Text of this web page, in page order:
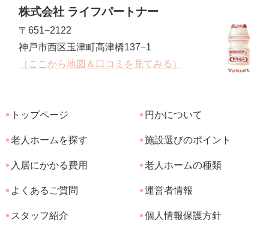
株式会社 ライフパートナー
〒651−2122
神戸市西区玉津町高津橋137−1
（ここから地図＆口コミを見てみる）
トップページ 円かについて
老人ホームを探す 施設選びのポイント
入居にかかる費用 老人ホームの種類
よくあるご質問 運営者情報
スタッフ紹介 個人情報保護方針